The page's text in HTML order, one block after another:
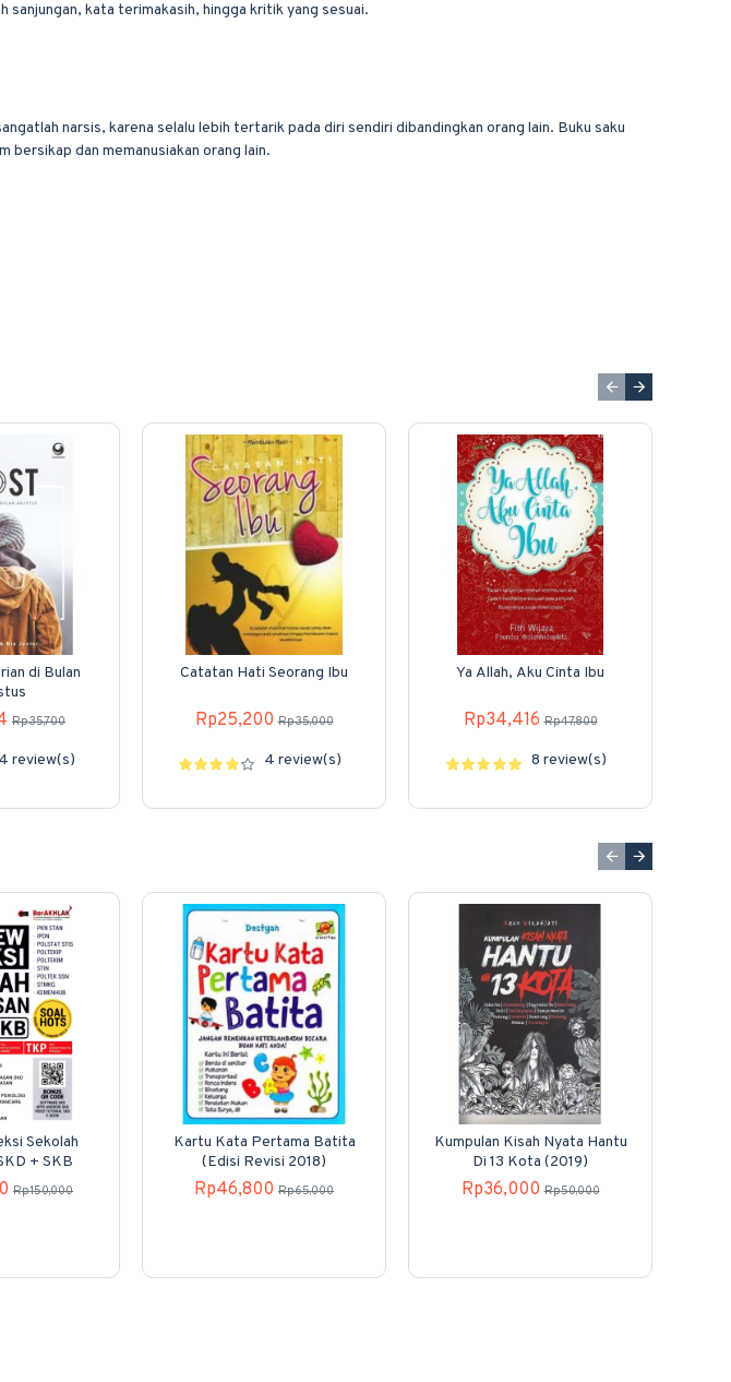
sanjungan, kata terimakasih, hingga kritik yang sesuai.
narsis, karena selalu lebih tertarik pada diri sendiri dibandingkan orang lain. Buku saku
bersikap dan memanusiakan orang lain.
di Bulan
Rp35,700
4 review(s)
Catatan Hati Seorang Ibu
Rp25,200 Rp35,000
4 review(s)
Ya Allah, Aku Cinta Ibu
Rp34,416 Rp47,800
8 review(s)
Sekolah
+ SKB
Rp150,000
Kartu Kata Pertama Batita
(Edisi Revisi 2018)
Rp46,800 Rp65,000
Kumpulan Kisah Nyata Hantu
Di 13 Kota (2019)
Rp36,000 Rp50,000